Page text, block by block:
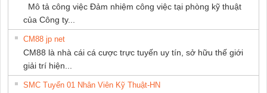
Mô tả công việc Đảm nhiệm công việc tại phòng kỹ thuật
của Công ty...
CM88 jp net
CM88 là nhà cái cá cược trực tuyến uy tín, sở hữu thế giới
giải trí hiện...
SMC Tuyển 01 Nhân Viên Kỹ Thuật-HN